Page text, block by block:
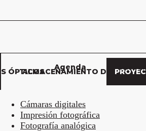
ÓPTICOS
ALMACENAMIENTO DE DATOS
Cámaras digitales
Impresión fotográfica
Fotografía analógica
Agenda Buscar